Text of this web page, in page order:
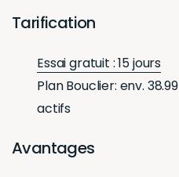
Tarification
Essai gratuit : 15 jours
Plan Bouclier: env. 38.99
actifs
Avantages